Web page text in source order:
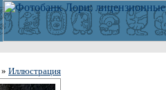
» Иллюстрация